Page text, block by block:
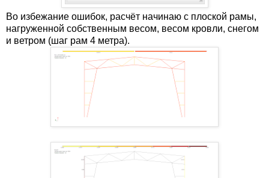
Во избежание ошибок, расчёт начинаю с плоской рамы,
нагруженной собственным весом, весом кровли, снегом
и ветром (шаг рам 4 метра).